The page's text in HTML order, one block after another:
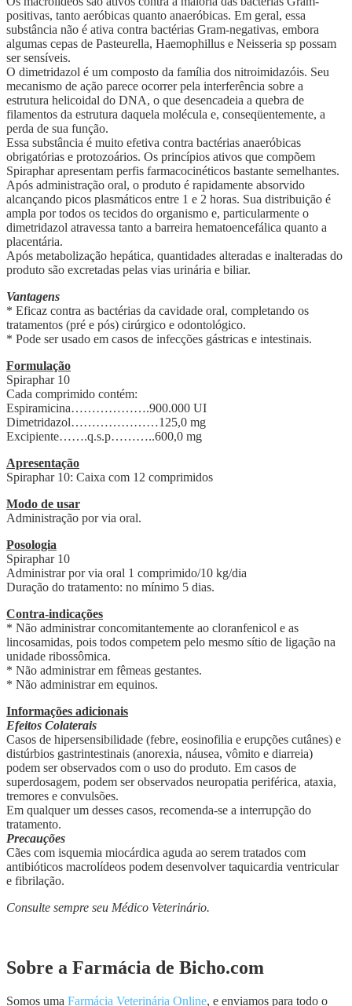
positivas, tanto aeróbicas quanto anaeróbicas. Em geral, essa
substância não é ativa contra bactérias Gram-negativas, embora
algumas cepas de Pasteurella, Haemophillus e Neisseria sp possam
ser sensíveis.
O dimetridazol é um composto da família dos nitroimidazóis. Seu
mecanismo de ação parece ocorrer pela interferência sobre a
estrutura helicoidal do DNA, o que desencadeia a quebra de
filamentos da estrutura daquela molécula e, conseqüentemente, a
perda de sua função.
Essa substância é muito efetiva contra bactérias anaeróbicas
obrigatórias e protozoários. Os princípios ativos que compõem
Spiraphar apresentam perfis farmacocinéticos bastante semelhantes.
Após administração oral, o produto é rapidamente absorvido
alcançando picos plasmáticos entre 1 e 2 horas. Sua distribuição é
ampla por todos os tecidos do organismo e, particularmente o
dimetridazol atravessa tanto a barreira hematoencefálica quanto a
placentária.
Após metabolização hepática, quantidades alteradas e inalteradas do
produto são excretadas pelas vias urinária e biliar.
Vantagens
* Eficaz contra as bactérias da cavidade oral, completando os
tratamentos (pré e pós) cirúrgico e odontológico.
* Pode ser usado em casos de infecções gástricas e intestinais.
Formulação
Spiraphar 10
Cada comprimido contém:
Espiramicina……………….900.000 UI
Dimetridazol…………………125,0 mg
Excipiente…….q.s.p………..600,0 mg
Apresentação
Spiraphar 10: Caixa com 12 comprimidos
Modo de usar
Administração por via oral.
Posologia
Spiraphar 10
Administrar por via oral 1 comprimido/10 kg/dia
Duração do tratamento: no mínimo 5 dias.
Contra-indicações
* Não administrar concomitantemente ao cloranfenicol e as
lincosamidas, pois todos competem pelo mesmo sítio de ligação na
unidade ribossômica.
* Não administrar em fêmeas gestantes.
* Não administrar em equinos.
Informações adicionais
Efeitos Colaterais
Casos de hipersensibilidade (febre, eosinofilia e erupções cutânes) e
distúrbios gastrintestinais (anorexia, náusea, vômito e diarreia)
podem ser observados com o uso do produto. Em casos de
superdosagem, podem ser observados neuropatia periférica, ataxia,
tremores e convulsões.
Em qualquer um desses casos, recomenda-se a interrupção do
tratamento.
Precauções
Cães com isquemia miocárdica aguda ao serem tratados com
antibióticos macrolídeos podem desenvolver taquicardia ventricular
e fibrilação.
Consulte sempre seu Médico Veterinário.
Sobre a Farmácia de Bicho.com
Somos uma Farmácia Veterinária Online, e enviamos para todo o